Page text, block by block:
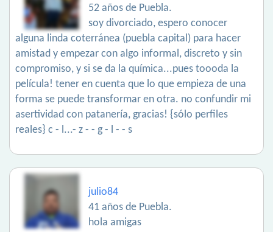
52 años de Puebla.
soy divorciado, espero conocer
alguna linda coterránea (puebla capital) para hacer
amistad y empezar con algo informal, discreto y sin
compromiso, y si se da la química...pues toooda la
película! tener en cuenta que lo que empieza de una
forma se puede transformar en otra. no confundir mi
asertividad con patanería, gracias! {sólo perfiles
reales} c - l...- z - - g - l - - s
julio84
41 años de Puebla.
hola amigas